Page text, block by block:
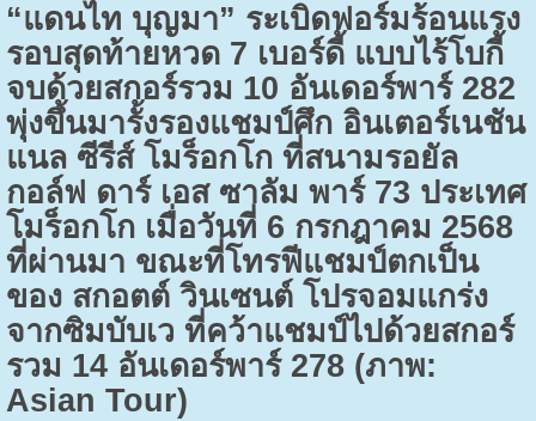
“แดนไท บุญมา” ระเบิดฟอร์มร้อนแรง
รอบสุดท้ายหวด 7 เบอร์ดี้ แบบไร้โบกี้
จบด้วยสกอร์รวม 10 อันเดอร์พาร์ 282
พุ่งขึ้นมารั้งรองแชมป์ศึก อินเตอร์เนชัน
แนล ซีรีส์ โมร็อกโก ที่สนามรอยัล
กอล์ฟ ดาร์ เอส ซาลัม พาร์ 73 ประเทศ
โมร็อกโก เมื่อวันที่ 6 กรกฎาคม 2568
ที่ผ่านมา ขณะที่โทรฟีแชมป์ตกเป็น
ของ สกอตต์ วินเซนต์ โปรจอมแกร่ง
จากซิมบับเว ที่คว้าแชมป์ไปด้วยสกอร์
รวม 14อันเดอร์พาร์ 278 (ภาพ:
Asian Tour)